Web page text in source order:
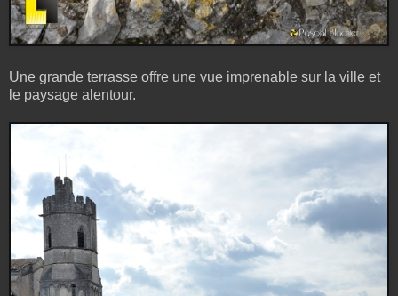
Une grande terrasse offre une vue imprenable sur la ville et
le paysage alentour.